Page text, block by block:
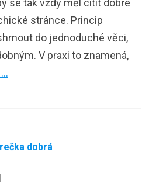
se tak vždy měl cítit dobře
stránce. Princip
do jednoduché věci,
V praxi to znamená,
dobrá